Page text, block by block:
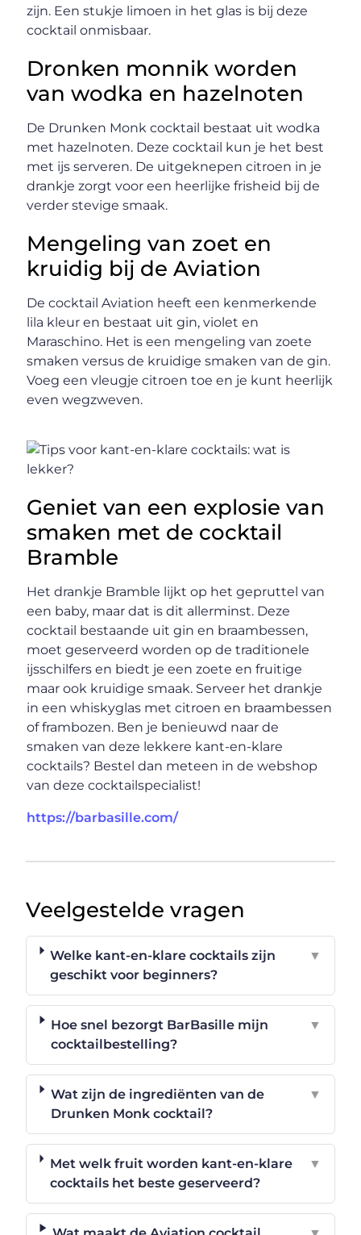
zijn. Een stukje limoen in het glas is bij deze
cocktail onmisbaar.
Dronken monnik worden
van wodka en hazelnoten
De Drunken Monk cocktail bestaat uit wodka
met hazelnoten. Deze cocktail kun je het best
met ijs serveren. De uitgeknepen citroen in je
drankje zorgt voor een heerlijke frisheid bij de
verder stevige smaak.
Mengeling van zoet en
kruidig bij de Aviation
De cocktail Aviation heeft een kenmerkende
lila kleur en bestaat uit gin, violet en
Maraschino. Het is een mengeling van zoete
smaken versus de kruidige smaken van de gin.
Voeg een vleugje citroen toe en je kunt heerlijk
even wegzweven.
Geniet van een explosie van
smaken met de cocktail
Bramble
Het drankje Bramble lijkt op het gepruttel van
een baby, maar dat is dit allerminst. Deze
cocktail bestaande uit gin en braambessen,
moet geserveerd worden op de traditionele
ijsschilfers en biedt je een zoete en fruitige
maar ook kruidige smaak. Serveer het drankje
in een whiskyglas met citroen en braambessen
of frambozen. Ben je benieuwd naar de
smaken van deze lekkere kant-en-klare
cocktails? Bestel dan meteen in de webshop
van deze cocktailspecialist!
https://barbasille.com/
Veelgestelde vragen
Welke kant-en-klare cocktails zijn
geschikt voor beginners?
▼
Hoe snel bezorgt BarBasille mijn
cocktailbestelling?
▼
Wat zijn de ingrediënten van de
Drunken Monk cocktail?
▼
Met welk fruit worden kant-en-klare
cocktails het beste geserveerd?
▼